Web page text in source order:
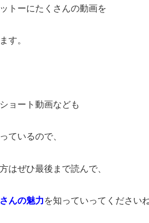
トーにたくさんの動画を
す。
ョート動画なども
ているので、
はぜひ最後まで読んで、
んの魅力 を知っていってください